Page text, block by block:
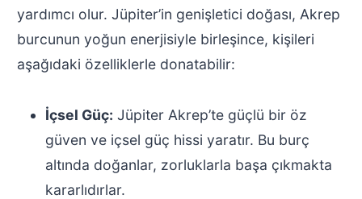
yardımcı olur. Jüpiter’in genişletici doğası, Akrep
burcunun yoğun enerjisiyle birleşince, kişileri
aşağıdaki özelliklerle donatabilir:
İçsel Güç: Jüpiter Akrep’te güçlü bir öz
güven ve içsel güç hissi yaratır. Bu burç
altında doğanlar, zorluklarla başa çıkmakta
kararlıdırlar.